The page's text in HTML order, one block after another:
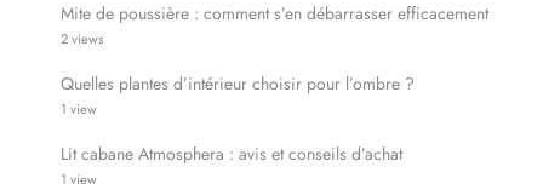
Mite de poussière : comment s’en débarrasser efficacement
2 views
Quelles plantes d’intérieur choisir pour l’ombre ?
1 view
Lit cabane Atmosphera : avis et conseils d’achat
1 view